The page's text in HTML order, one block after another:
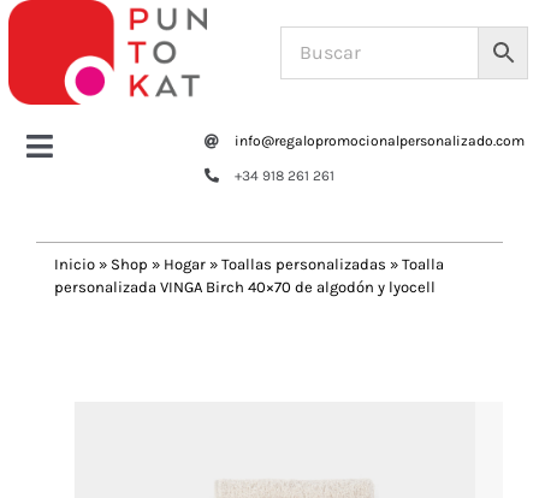
Saltar
contenido
Toggle
Tazas y botellas
info@regalopromocionalpersonalizado.com
+34 918 261 261
Inicio » Shop » Hogar » Toallas personalizadas » Toalla
personalizada VINGA Birch 40×70 de algodón y lyocell